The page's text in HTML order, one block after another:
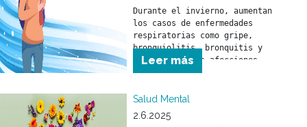
Durante el invierno, aumentan
los casos de enfermedades
respiratorias como gripe,
bronquiolitis, bronquitis y
neumonía. Estas afecciones
pueden afectar a toda la
especialmente peligrosas para
niñas y niños menores de 5
años y para personas mayores
Leer más
Salud Mental
2.6.2025